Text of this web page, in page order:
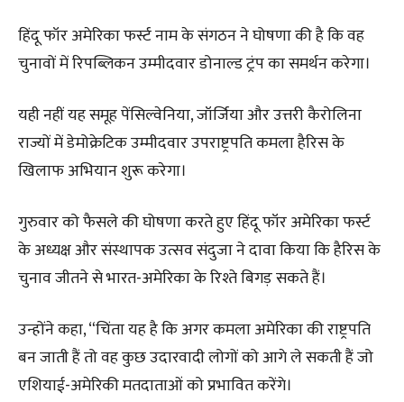
हिंदू फॉर अमेरिका फर्स्ट नाम के संगठन ने घोषणा की है कि वह
चुनावों में रिपब्लिकन उम्मीदवार डोनाल्ड ट्रंप का समर्थन करेगा।
यही नहीं यह समूह पेंसिल्वेनिया, जॉर्जिया और उत्तरी कैरोलिना
राज्यों में डेमोक्रेटिक उम्मीदवार उपराष्ट्रपति कमला हैरिस के
खिलाफ अभियान शुरू करेगा।
गुरुवार को फैसले की घोषणा करते हुए हिंदू फॉर अमेरिका फर्स्ट
के अध्यक्ष और संस्थापक उत्सव संदुजा ने दावा किया कि हैरिस के
चुनाव जीतने से भारत-अमेरिका के रिश्ते बिगड़ सकते हैं।
उन्होंने कहा, “चिंता यह है कि अगर कमला अमेरिका की राष्ट्रपति
बन जाती हैं तो वह कुछ उदारवादी लोगों को आगे ले सकती हैं जो
एशियाई-अमेरिकी मतदाताओं को प्रभावित करेंगे।